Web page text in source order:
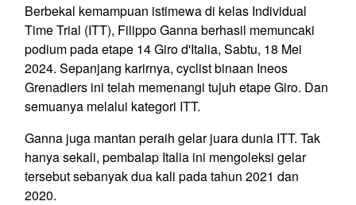
Berbekal kemampuan istimewa di kelas Individual
Time Trial (ITT), Filippo Ganna berhasil memuncaki
podium pada etape 14 Giro d'Italia, Sabtu, 18 Mei
2024. Sepanjang karirnya, cyclist binaan Ineos
Grenadiers ini telah memenangi tujuh etape Giro. Dan
semuanya melalui kategori ITT.
Ganna juga mantan peraih gelar juara dunia ITT. Tak
hanya sekali, pembalap Italia ini mengoleksi gelar
tersebut sebanyak dua kali pada tahun 2021 dan
2020.